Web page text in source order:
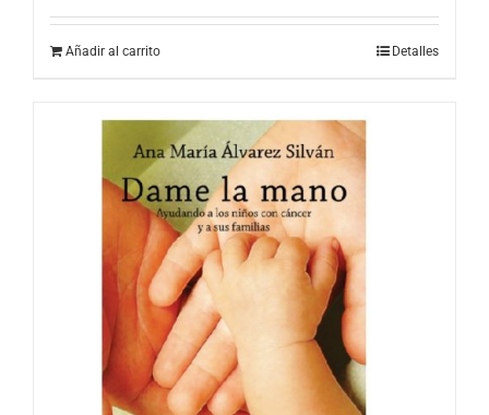
Añadir al carrito Detalles